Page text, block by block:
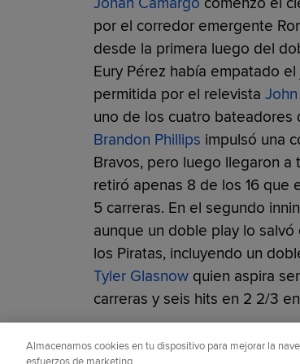
por el corredor emergente
desde la primera luego del
Eury Pérez había empatado
permitida por el relevista
uno de los cuatro bateadores
Brandon Phillips impulsó una
Bravos, pero luego llegaron a
retiró apenas 8 de los 16 que
5 carreras. En el segundo
aunque un doble play lo salvó
los Piratas, incluyendo un
Tyler Glasnowquien aspira
carreras y seis hits en 2 2/3
¿Te gustó este artículo?
Almacenamos cookies en tu dispositivo para mejorar la